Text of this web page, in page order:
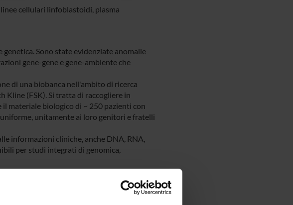
cellulari linfoblastoidi, plasma
Sono state evidenziate anomalie
gene-gene e gene-ambiente che
di una biobanca nell'ambito di ricerca
Kline (FSK). Si tratta di raccogliere in
materiale biologico di ~ 250 pazienti con
unitamente ai loro genitori e fratelli
informazioni cliniche, anche DNA, RNA,
per studi integrati di genomica,
di DNA e di RNA da